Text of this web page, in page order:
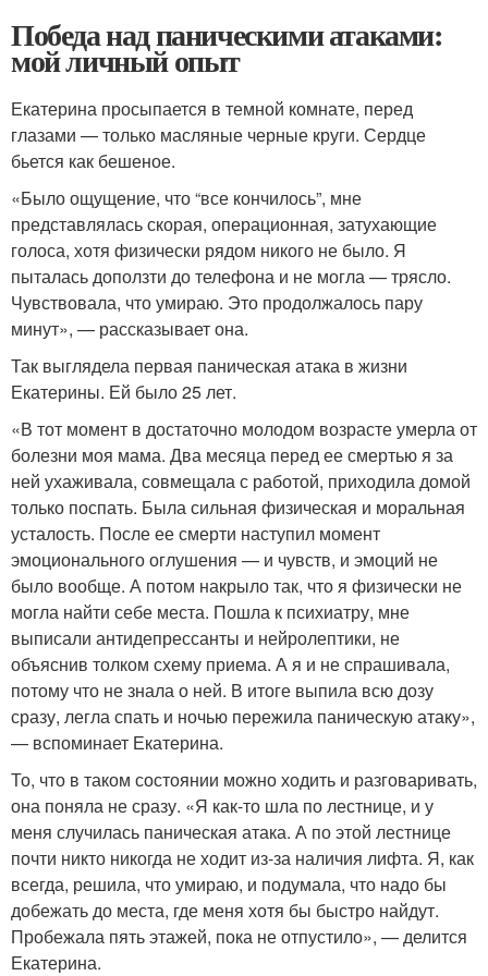
Победа над паническими атаками:
мой личный опыт
Екатерина просыпается в темной комнате, перед
глазами — только масляные черные круги. Сердце
бьется как бешеное.
«Было ощущение, что “все кончилось”, мне
представлялась скорая, операционная, затухающие
голоса, хотя физически рядом никого не было. Я
пыталась доползти до телефона и не могла — трясло.
Чувствовала, что умираю. Это продолжалось пару
минут», — рассказывает она.
Так выглядела первая паническая атака в жизни
Екатерины. Ей было 25 лет.
«В тот момент в достаточно молодом возрасте умерла от
болезни моя мама. Два месяца перед ее смертью я за
ней ухаживала, совмещала с работой, приходила домой
только поспать. Была сильная физическая и моральная
усталость. После ее смерти наступил момент
эмоционального оглушения — и чувств, и эмоций не
было вообще. А потом накрыло так, что я физически не
могла найти себе места. Пошла к психиатру, мне
выписали антидепрессанты и нейролептики, не
объяснив толком схему приема. А я и не спрашивала,
потому что не знала о ней. В итоге выпила всю дозу
сразу, легла спать и ночью пережила паническую атаку»,
— вспоминает Екатерина.
То, что в таком состоянии можно ходить и разговаривать,
она поняла не сразу. «Я как-то шла по лестнице, и у
меня случилась паническая атака. А по этой лестнице
почти никто никогда не ходит из-за наличия лифта. Я, как
всегда, решила, что умираю, и подумала, что надо бы
добежать до места, где меня хотя бы быстро найдут.
Пробежала пять этажей, пока не отпустило», — делится
Екатерина.